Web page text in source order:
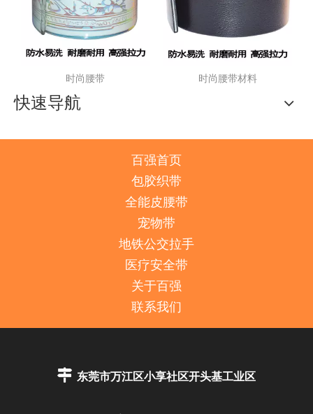
时尚腰带 时尚腰带材料
快速导航
百强首页
包胶织带
全能皮腰带
宠物带
地铁公交拉手
医疗安全带
关于百强
联系我们
 东莞市万江区小享社区开头基工业区